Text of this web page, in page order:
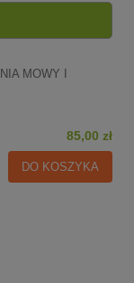
MOWY I
85,00 zł
DO KOSZYKA